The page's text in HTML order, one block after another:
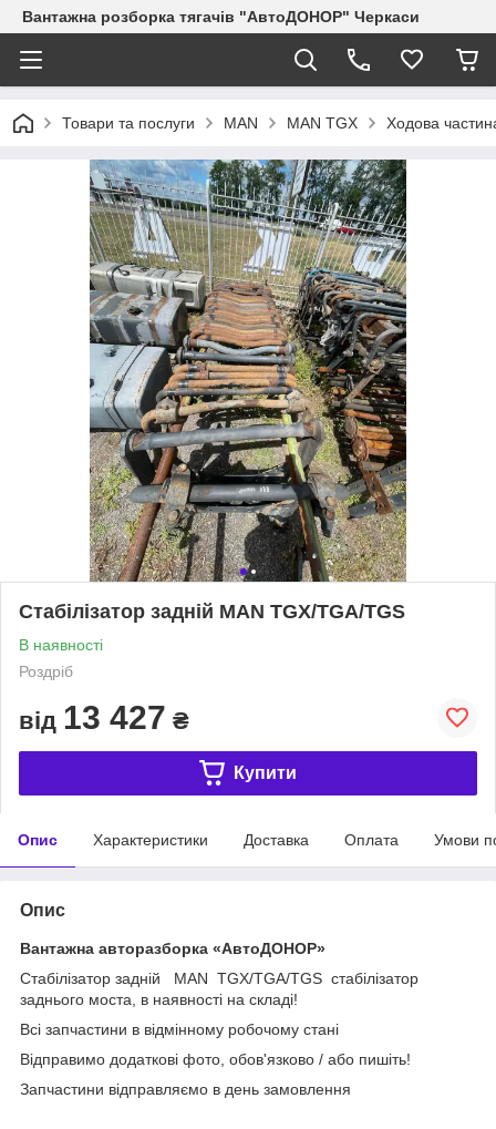
Вантажна розборка тягачів "АвтоДОНОР" Черкаси
Товари та послуги MAN MAN TGX Ходова
Стабілізатор задній MAN TGX/TGA/TGS
В наявності
Роздріб
від 13 427 ₴
Купити
Опис Характеристики Доставка Оплата Умови
Опис
Вантажна авторазборка «АвтоДОНОР»
Стабілізатор задній MAN TGX/TGA/TGS стабілізатор
заднього моста, в наявності на складі!
Всі запчастини в відмінному робочому стані
Відправимо додаткові фото, обов'язково / або пишіть!
Запчастини відправляємо в день замовлення